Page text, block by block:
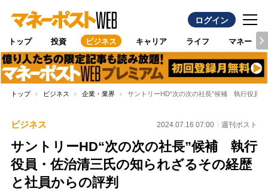
ログイン
トップ 投資 ビジネス キャリア ライフ マネー
トップ ビジネス 企業・業界 サントリーHD“次の次の社長”候補 執行役員
ビジネス 2024.07.16 07:00 週刊ポスト
サントリーHD“次の次の社長”候補 執行
役員・佐治清三氏の知られざるその経歴
と社員からの評判